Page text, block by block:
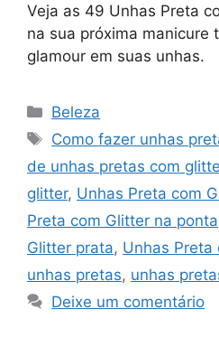
Veja as 49 Unhas Preta
na sua próxima manicure
glamour em suas unhas.
Categorias
Beleza
Tags
Como fazer unhas
de unhas pretas com
glitter, Unhas Preta com
Preta com Glitter na ponta
Glitter prata, Unhas Preta
unhas pretas, unhas
Deixe um comentário